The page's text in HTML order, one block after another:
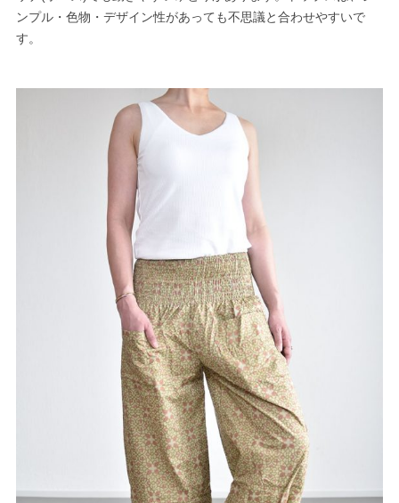
ンプル・色物・デザイン性があっても不思議と合わせやすいで
す。